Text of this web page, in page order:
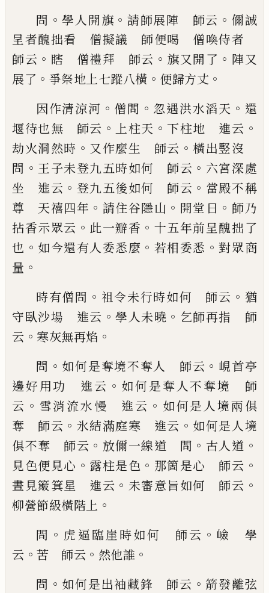
問 。學人開旗 。請師展陣 師云 。 儞誠
呈者醜拙看 僧擬議 師便喝
僧喚侍者
師云 。 瞎 僧禮拜 師云 。 旗又開了 。 陣又
展了 。 爭祭地上七蹤八橫 。 便歸方丈 。
因作清涼河 。 僧問 。 忽遇洪水滔天 。 還
堰待也無 師云 。 上柱天 。 下柱地 進云 。
劫火洞然時 。 又作麼生 師云 。 橫出竪沒
問 。 王子未登九五時如何 師云 。 六宮深處
坐 進云 。 登九五後如何 師云 。 當殿不稱
尊 天禧四年 。 請住谷隱山 。 開堂日 。 師乃
拈香示眾云 。 此一瓣香 。 十五年前呈醜拙了
也 。 如今還有人委悉麼 。 若相委悉 。對眾商
量 。
時有僧問 。 祖令未行時如何 師云 。 猶
守臥沙場 進云 。學人未曉 。 乞師再指
師
云 。 寒灰無再焰 。
問 。 如何是奪境不奪人 師云 。 峴首亭
邊好用功 進云 。 如何是奪人不奪境 師
云 。 雪消流水慢 進云 。 如何是人境兩俱
奪 師云 。 氷結滿庭寒 進云 。 如何是人境
俱不奪 師云 。 放儞一線道 問 。 古人道 。
見色便見心 。 露柱是色 。 那箇是心 師云 。
晝見簸箕星 進云 。 未審意旨如何 師云 。
柳營節級橫階上 。
問 。 虎逼臨崖時如何 師云 。嶮 學
云 。 苦 師云 。 然他誰 。
問 。 如何是出袖藏鋒 師云 。 箭發離弦